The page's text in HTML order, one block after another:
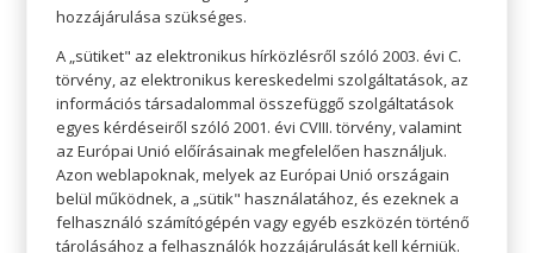
hozzájárulása szükséges.
A „sütiket" az elektronikus hírközlésről szóló 2003. évi C.
törvény, az elektronikus kereskedelmi szolgáltatások, az
információs társadalommal összefüggő szolgáltatások
egyes kérdéseiről szóló 2001. évi CVIII. törvény, valamint
az Európai Unió előírásainak megfelelően használjuk.
Azon weblapoknak, melyek az Európai Unió országain
belül működnek, a „sütik" használatához, és ezeknek a
felhasználó számítógépén vagy egyéb eszközén történő
tárolásához a felhasználók hozzájárulását kell kérniük.